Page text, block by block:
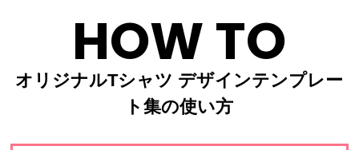
HOW TO
オリジナルTシャツ デザインテンプレー
ト集の使い方